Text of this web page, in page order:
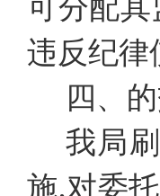
可分配
违反纪律
四、
我局
施,对委